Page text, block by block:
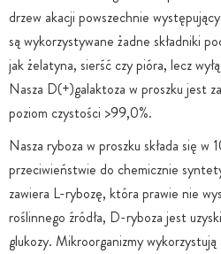
drzew akacji powszechnie
są wykorzystywane żadne składniki
jak żelatyna, sierść czy pióra, lecz
Nasza D(+)galaktoza w proszku jest
poziom czystości >99,0%.
Nasza ryboza w proszku składa się
przeciwieństwie do chemicznie
zawiera L-rybozę, która prawie nie
roślinnego źródła, D-ryboza jest
glukozy. Mikroorganizmy